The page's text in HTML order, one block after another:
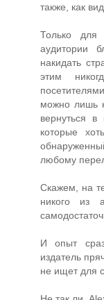
также, как
Только для
аудитории
накидать
этим
можно лишь
вернуться
которые
любому
Скажем, на
никого из
И опыт
издатель
не ищет для